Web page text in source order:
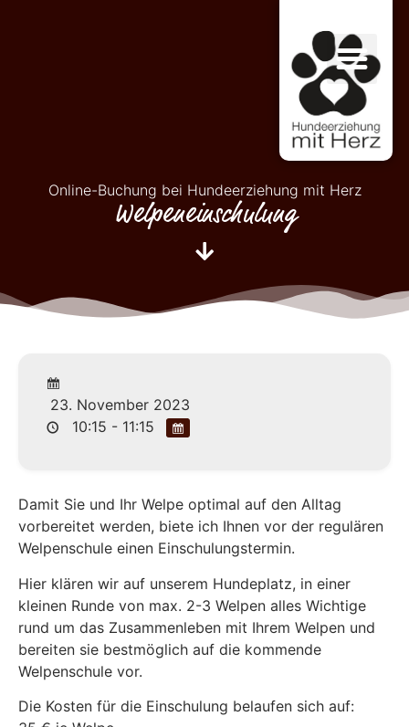
Online-Buchung bei Hundeerziehung mit Herz
Welpeneinschulung
23. November 2023
10:15 - 11:15
Damit Sie und Ihr Welpe optimal auf den Alltag
vorbereitet werden, biete ich Ihnen vor der regulären
Welpenschule einen Einschulungstermin.
Hier klären wir auf unserem Hundeplatz, in einer
kleinen Runde von max. 2-3 Welpen alles Wichtige
rund um das Zusammenleben mit Ihrem Welpen und
bereiten sie bestmöglich auf die kommende
Welpenschule vor.
Die Kosten für die Einschulung belaufen sich auf: